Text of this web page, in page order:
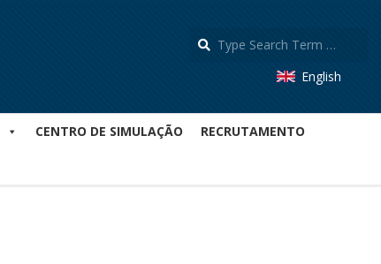
English
CENTRO DE SIMULAÇÃO RECRUTAMENTO